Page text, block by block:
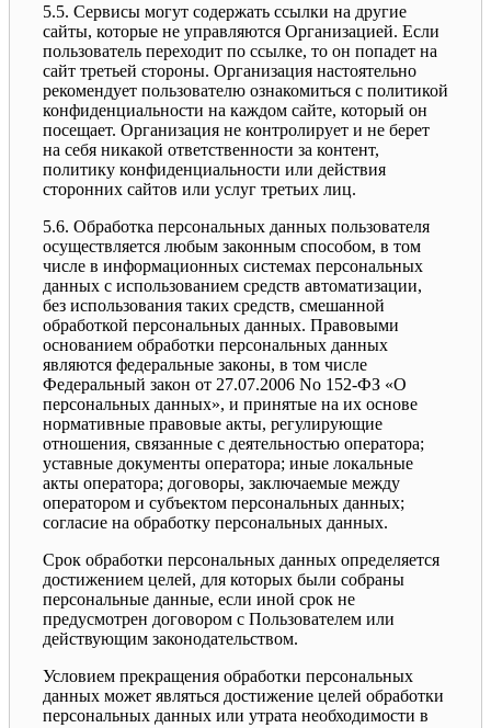
5.5. Сервисы могут содержать ссылки на другие
сайты, которые не управляются Организацией. Если
пользователь переходит по ссылке, то он попадет на
сайт третьей стороны. Организация настоятельно
рекомендует пользователю ознакомиться с политикой
конфиденциальности на каждом сайте, который он
посещает. Организация не контролирует и не берет
на себя никакой ответственности за контент,
политику конфиденциальности или действия
сторонних сайтов или услуг третьих лиц.
5.6. Обработка персональных данных пользователя
осуществляется любым законным способом, в том
числе в информационных системах персональных
данных с использованием средств автоматизации,
без использования таких средств, смешанной
обработкой персональных данных. Правовыми
основанием обработки персональных данных
являются федеральные законы, в том числе
Федеральный закон от 27.07.2006 No 152-ФЗ «О
персональных данных», и принятые на их основе
нормативные правовые акты, регулирующие
отношения, связанные с деятельностью оператора;
уставные документы оператора; иные локальные
акты оператора; договоры, заключаемые между
оператором и субъектом персональных данных;
согласие на обработку персональных данных.
Срок обработки персональных данных определяется
достижением целей, для которых были собраны
персональные данные, если иной срок не
предусмотрен договором с Пользователем или
действующим законодательством.
Условием прекращения обработки персональных
данных может являться достижение целей обработки
персональных данных или утрата необходимости в